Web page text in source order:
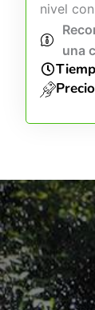
nivel
una